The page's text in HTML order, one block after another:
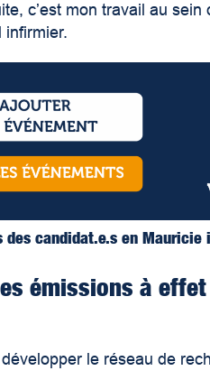
c’est mon travail au
infirmier.
candidat.e.s en Mauricie
émissions à
le réseau de